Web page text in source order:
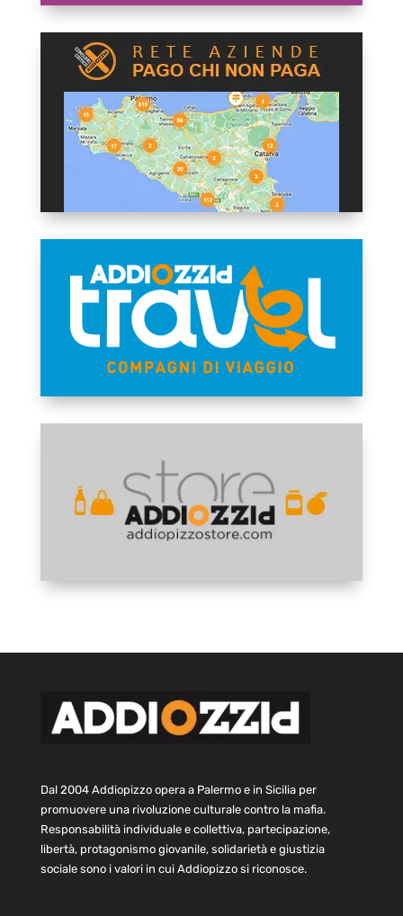
Dal 2004 Addiopizzo opera a Palermo e in Sicilia per
promuovere una rivoluzione culturale contro la mafia.
Responsabilità individuale e collettiva, partecipazione,
libertà, protagonismo giovanile, solidarietà e giustizia
sociale sono i valori in cui Addiopizzo si riconosce.